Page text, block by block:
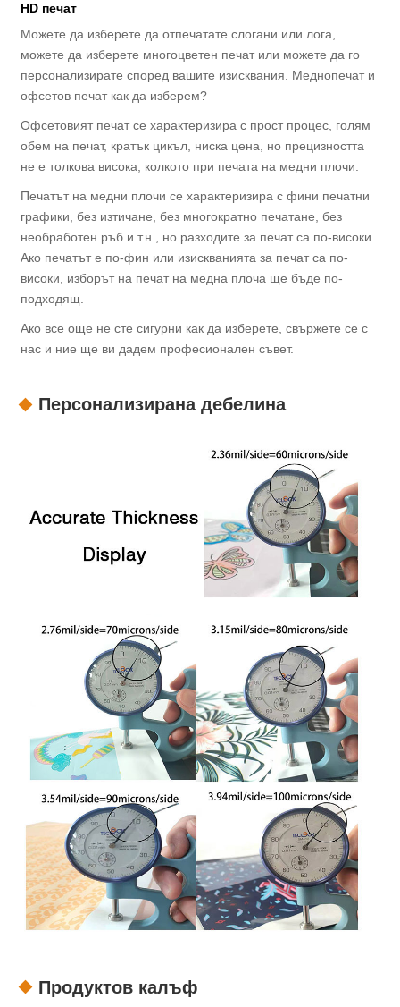
HD печат
Можете да изберете да отпечатате слогани или лога,
можете да изберете многоцветен печат или можете да го
персонализирате според вашите изисквания. Меднопечат и
офсетов печат как да изберем?
Офсетовият печат се характеризира с прост процес, голям
обем на печат, кратък цикъл, ниска цена, но прецизността
не е толкова висока, колкото при печата на медни плочи.
Печатът на медни плочи се характеризира с фини печатни
графики, без изтичане, без многократно печатане, без
необработен ръб и т.н., но разходите за печат са по-високи.
Ако печатът е по-фин или изискванията за печат са по-
високи, изборът на печат на медна плоча ще бъде по-
подходящ.
Ако все още не сте сигурни как да изберете, свържете се с
нас и ние ще ви дадем професионален съвет.
Персонализирана дебелина
Продуктов калъф